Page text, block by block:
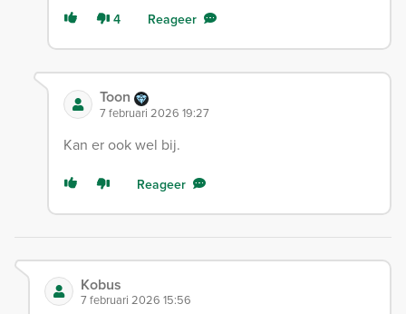
4 Reageer
Toon
7 februari 2026 19:27
Kan er ook wel bij.
Reageer
Kobus
7 februari 2026 15:56